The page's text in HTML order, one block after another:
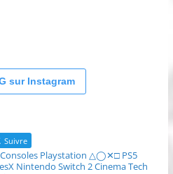
sur Instagram
Suivre
Consoles Playstation △◯✕□ PS5
Nintendo Switch 2 Cinema Tech